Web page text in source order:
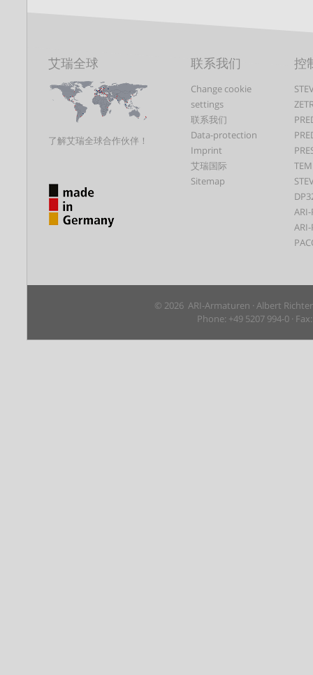
艾瑞全球
了解艾瑞全球合作伙伴！
联系我们
Change cookie
settings
联系我们
Data-protection
Imprint
艾瑞国际
Sitemap
控
© 2026 ARI-Armaturen · Albert
Phone: +49 5207 994-0 ·